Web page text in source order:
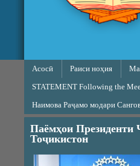
Main menu
Асосӣ Раиси ноҳия
STATEMENT Following the
Наимова Раҷамо модари
Паёмҳои Президенти
Тоҷикистон